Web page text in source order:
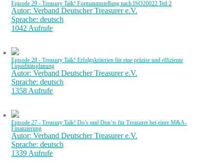
Episode 29 - Treasury Talk! Formatumstellung nach ISO20022 Teil 2
Autor: Verband Deutscher Treasurer e.V.
Sprache: deutsch
1042 Aufrufe
Episode 28 - Treasury Talk! Erfolgskriterien für eine präzise und effiziente
Liquiditätsplanung
Autor: Verband Deutscher Treasurer e.V.
Sprache: deutsch
1358 Aufrufe
Episode 27 - Treasury Talk! Do’s und Don’ts für Treasurer bei einer M&A-
Finanzierung
Autor: Verband Deutscher Treasurer e.V.
Sprache: deutsch
1339 Aufrufe